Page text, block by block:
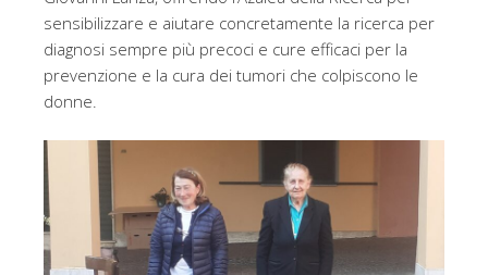
sensibilizzare e aiutare concretamente la ricerca per
diagnosi sempre più precoci e cure efficaci per la
prevenzione e la cura dei tumori che colpiscono le
donne.